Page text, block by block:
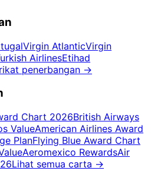
Virgin AtlanticVirgin
AirlinesEtihad
penerbangan →
Chart 2026British Airways
ValueAmerican Airlines Award
PlanFlying Blue Award Chart
Aeromexico RewardsAir
Lihat semua carta →